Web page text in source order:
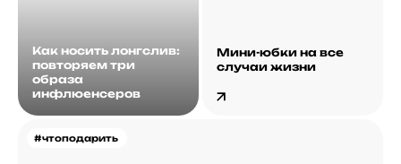
Как носить лонгслив:
повторяем три
образа
инфлюенсеров
#чтоподарить
Мини-юбки на все
случаи жизни